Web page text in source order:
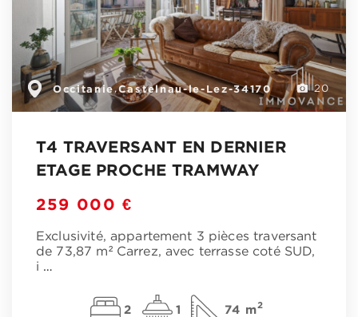
20
Occitanie,Castelnau-le-Lez-34170
T4 TRAVERSANT EN DERNIER
ETAGE PROCHE TRAMWAY
259 000 €
Exclusivité, appartement 3 pièces traversant
de 73,87 m² Carrez, avec terrasse coté SUD,
i …
2 1 74 m2